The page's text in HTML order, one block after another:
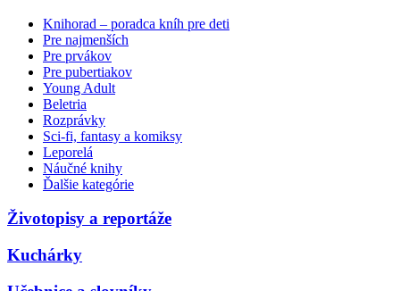
Knihorad – poradca kníh pre deti
Pre najmenších
Pre prvákov
Pre pubertiakov
Young Adult
Beletria
Rozprávky
Sci-fi, fantasy a komiksy
Leporelá
Náučné knihy
Ďalšie kategórie
Životopisy a reportáže
Kuchárky